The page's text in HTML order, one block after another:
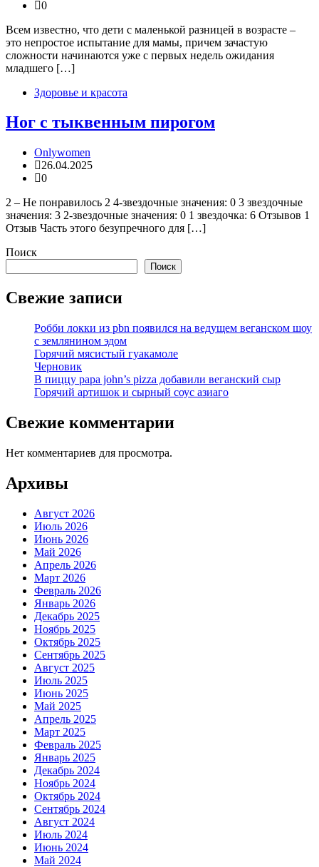
0
Всем известно, что дети с маленькой разницей в возрасте –
это непростое испытание для мамы, причем зачастую
сложности начинаются уже с первых недель ожидания
младшего […]
Здоровье и красота
Ног с тыквенным пирогом
Onlywomen
26.04.2025
0
2 – Не понравилось 2 4-звездочные значения: 0 3 звездочные
значения: 3 2-звездочные значения: 0 1 звездочка: 6 Отзывов 1
Отзыв Часть этого безупречного для […]
Поиск
Поиск
Свежие записи
Робби локки из pbn появился на ведущем веганском шоу
с землянином эдом
Горячий мясистый гуакамоле
Черновик
В пиццу papa john’s pizza добавили веганский сыр
Горячий артишок и сырный соус азиаго
Свежие комментарии
Нет комментариев для просмотра.
Архивы
Август 2026
Июль 2026
Июнь 2026
Май 2026
Апрель 2026
Март 2026
Февраль 2026
Январь 2026
Декабрь 2025
Ноябрь 2025
Октябрь 2025
Сентябрь 2025
Август 2025
Июль 2025
Июнь 2025
Май 2025
Апрель 2025
Март 2025
Февраль 2025
Январь 2025
Декабрь 2024
Ноябрь 2024
Октябрь 2024
Сентябрь 2024
Август 2024
Июль 2024
Июнь 2024
Май 2024